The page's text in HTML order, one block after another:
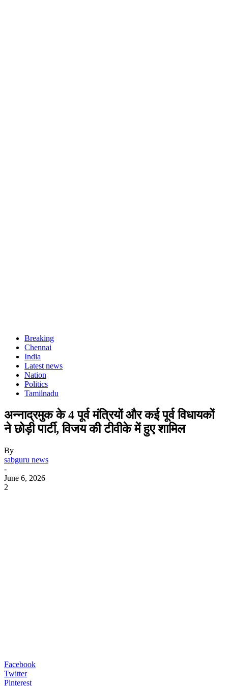
Breaking
Chennai
India
Latest news
Nation
Politics
Tamilnadu
अन्नाद्रमुक के 4 पूर्व मंत्रियों और कई पूर्व विधायकों
ने छोड़ी पार्टी, विजय की टीवीके में हुए शामिल
By
sabguru news
-
June 6, 2026
2
Facebook
Twitter
Pinterest